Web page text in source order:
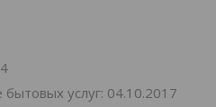
услуг: 04.10.2017